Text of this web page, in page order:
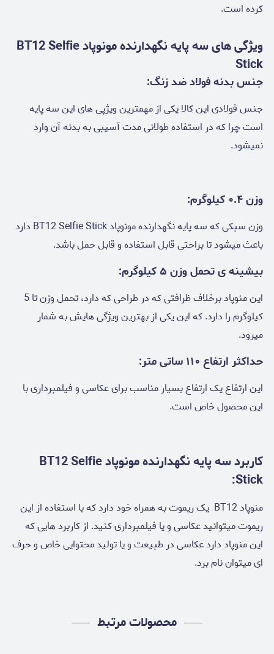
کرده است.
ویژگی های سه پایه نگهدارنده مونوپاد BT12 Selfie
Stick
جنس بدنه فولاد ضد زنگ:
جنس فولادی این کالا یکی از مهمترین ویژپی های این سه پایه
است چرا که در استفاده طولانی مدت آسیبی به بدنه آن وارد
نمیشود.
وزن ۰.۴ کیلوگرم:
وزن سبکی که سه پایه نگهدارنده مونوپاد BT12 Selfie Stick دارد
باعث میشود تا براحتی قابل استفاده و قابل حمل باشد.
بیشینه ی تحمل وزن ۵ کیلوگرم:
این منوپاد برخلاف ظرافتی که در طراحی که دارد، تحمل وزن تا 5
کیلوگرم را دارد. که این یکی از بهترین ویژگی هایش به شمار
میرود.
حداکثر ارتفاع ۱۱۰ ساتی متر:
این ارتفاع یک ارتفاع بسیار مناسب برای عکاسی و فیلمبرداری با
این محصول خاص است.
کاربرد سه پایه نگهدارنده مونوپاد BT12 Selfie
Stick:
منوپاد BT12 یک ریموت به همراه خود دارد که با استفاده از این
ریموت میتوانید عکاسی و یا فیلمبرداری کنید. از کاربرد هایی که
این منوپاد دارد عکاسی در طبیعت و یا تولید محتوایی خاص و حرف
ای میتوان نام برد.
محصولات مرتبط